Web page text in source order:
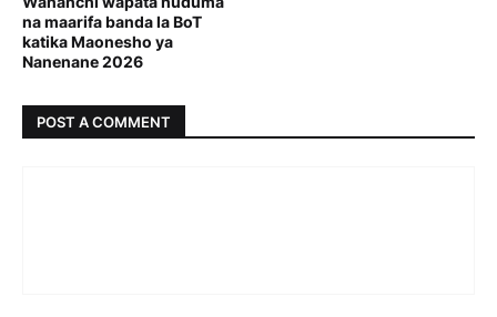
na maarifa banda la BoT
katika Maonesho ya
Nanenane 2026
POST A COMMENT